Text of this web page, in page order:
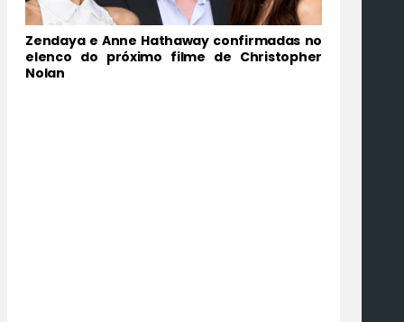
Zendaya e Anne Hathaway confirmadas no
elenco do próximo filme de Christopher
Nolan